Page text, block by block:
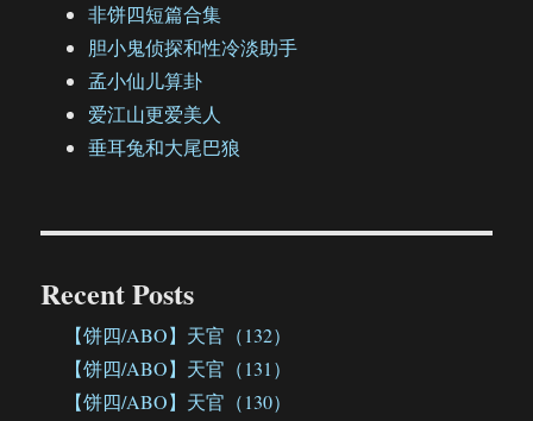
非饼四短篇合集
胆小鬼侦探和性冷淡助手
孟小仙儿算卦
爱江山更爱美人
垂耳兔和大尾巴狼
Recent Posts
【饼四/ABO】天官（132）
【饼四/ABO】天官（131）
【饼四/ABO】天官（130）